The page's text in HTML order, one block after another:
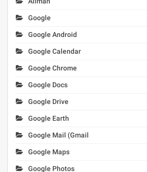
Google
Google Android
Google Calendar
Google Chrome
Google Docs
Google Drive
Google Earth
Google Mail (Gmail
Google Maps
Google Photos